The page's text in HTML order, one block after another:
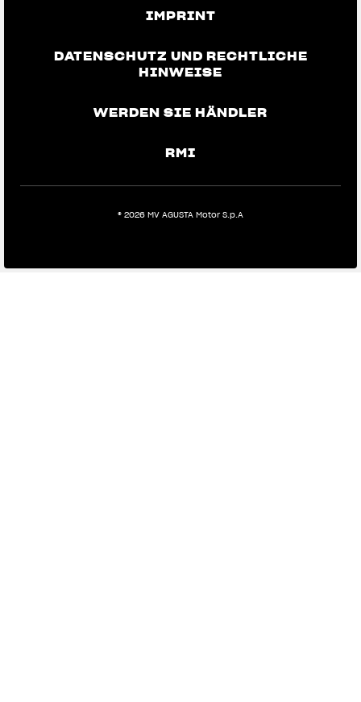
IMPRINT
DATENSCHUTZ UND RECHTLICHE
HINWEISE
WERDEN SIE HÄNDLER
RMI
® 2026 MV AGUSTA Motor S.p.A